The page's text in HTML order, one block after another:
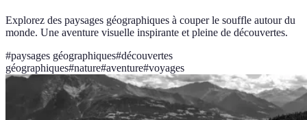
Explorez des paysages géographiques à couper le souffle autour du
monde. Une aventure visuelle inspirante et pleine de découvertes.
#paysages géographiques#découvertes
géographiques#nature#aventure#voyages